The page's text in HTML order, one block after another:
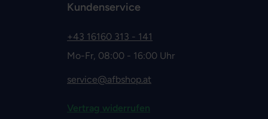
Kundenservice
+43 16160 313 - 141
Mo-Fr, 08:00 - 16:00 Uhr
service@afbshop.at
Vertrag widerrufen